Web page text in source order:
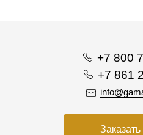
+7 800
+7 861
Заказать